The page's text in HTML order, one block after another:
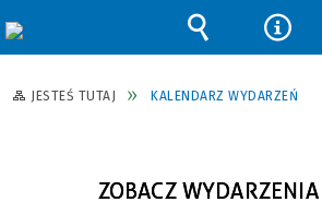
JESTEŚ TUTAJ KALENDARZ WYDARZEŃ
ZOBACZ